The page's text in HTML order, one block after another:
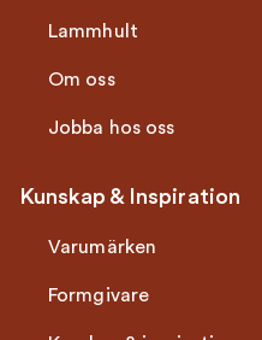
Lammhult
Om oss
Jobba hos oss
Kunskap & Inspiration
Varumärken
Formgivare